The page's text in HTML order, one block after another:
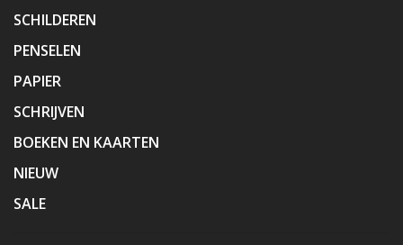
SCHILDEREN
PENSELEN
PAPIER
SCHRIJVEN
BOEKEN EN KAARTEN
NIEUW
SALE